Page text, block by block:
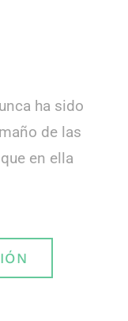
ha sido
de las
en ella